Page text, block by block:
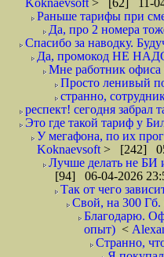
Koknaevsoft > [62] 11-
Раньше тарифы при
Да, про 2 номера
Спасибо за наводку.
Да, промокод НЕ НАДО
Мне работник офиса
Просто ленивый
странно,
респект! сегодня забрал
Это где такой тариф у
У мегафона, по их
Koknaevsoft > [242]
Лучше делать не БИ
[94] 06-04-2026
Так от чего
Свой, на 300 Гб.
Благодарю.
опыт) <
Странно,